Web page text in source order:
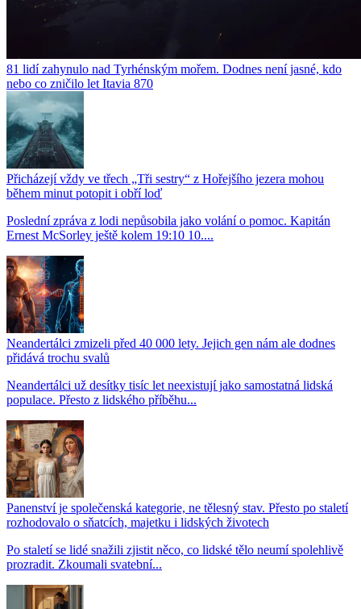
81 lidí zahynulo nad Tyrhénským mořem. Dodnes není jasné, kdo
nebo co zničilo let Itavia 870
Přicházejí vždy ve třech „Tři sestry“ z Hořejšího jezera mohou
během minut potopit i obří loď
Poslední zpráva z lodi nepůsobila jako volání o pomoc. Kapitán
Ernest McSorley ještě kolem 19:10 10....
Neandertálci zmizeli před 40 000 lety. Jejich gen nám ale dodnes
přidává trochu svalů
Neandertálci už desítky tisíc let neexistují jako samostatná lidská
populace. Přesto z lidského příběhu...
Panenství je společenská kategorie, ne tělesný stav. Přesto po staletí
rozhodovalo o sňatcích, majetku i lidských životech
Po staletí se lidé snažili zjistit něco, co lidské tělo neumí spolehlivě
prozradit. Zkoumali svatební...